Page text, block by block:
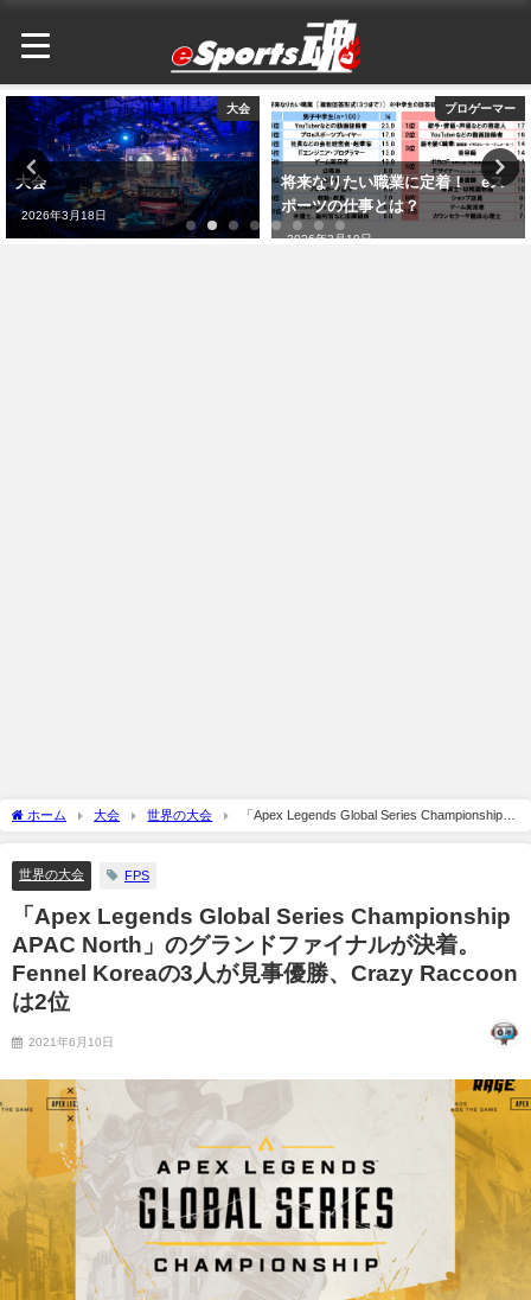
プロゲーマー
将来なりたい職業に定着！ eス
ポーツの仕事とは？
2026年3月19日
IEM
IEM
2026年3月18日
ホーム 大会 世界の大会
「Apex Legends Global Series Championship
世界の大会
FPS
「Apex Legends Global Series Championship
APAC North」のグランドファイナルが決着。
Fennel Koreaの3人が見事優勝、Crazy Raccoon
は2位
2021年6月10日